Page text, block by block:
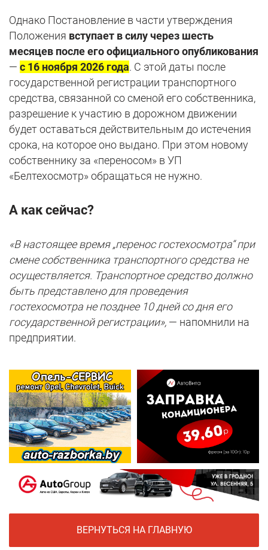
Однако Постановление в части утверждения
Положения вступает в силу через шесть
месяцев после его официального опубликования
— с 16 ноября 2026 года. С этой даты после
государственной регистрации транспортного
средства, связанной со сменой его собственника,
разрешение к участию в дорожном движении
будет оставаться действительным до истечения
срока, на которое оно выдано. При этом новому
собственнику за «переносом» в УП
«Белтехосмотр» обращаться не нужно.
А как сейчас?
«В настоящее время „перенос гостехосмотра“ при
смене собственника транспортного средства не
осуществляется. Транспортное средство должно
быть представлено для проведения
гостехосмотра не позднее 10 дней со дня его
государственной регистрации», — напомнили на
предприятии.
ВЕРНУТЬСЯ НА ГЛАВНУЮ